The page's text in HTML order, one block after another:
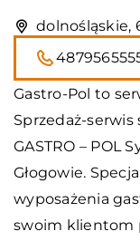
dolnośląskie,
Gastro-Pol to
Sprzedaż-
GASTRO – POL
Głogowie.
wyposażenia
swoim klientom